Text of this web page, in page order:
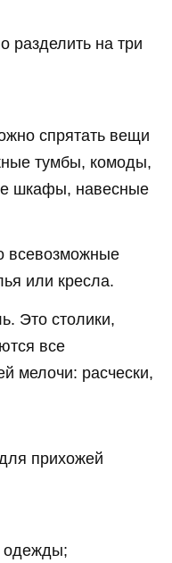
разделить на три
спрятать вещи
тумбы, комоды,
шкафы, навесные
всевозможные
или кресла.
Это столики,
все
мелочи: расчески,
прихожей
одежды;